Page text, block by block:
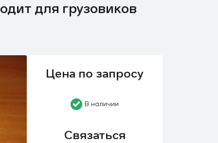
для грузовиков
Цена по запросу
В наличии
Связаться